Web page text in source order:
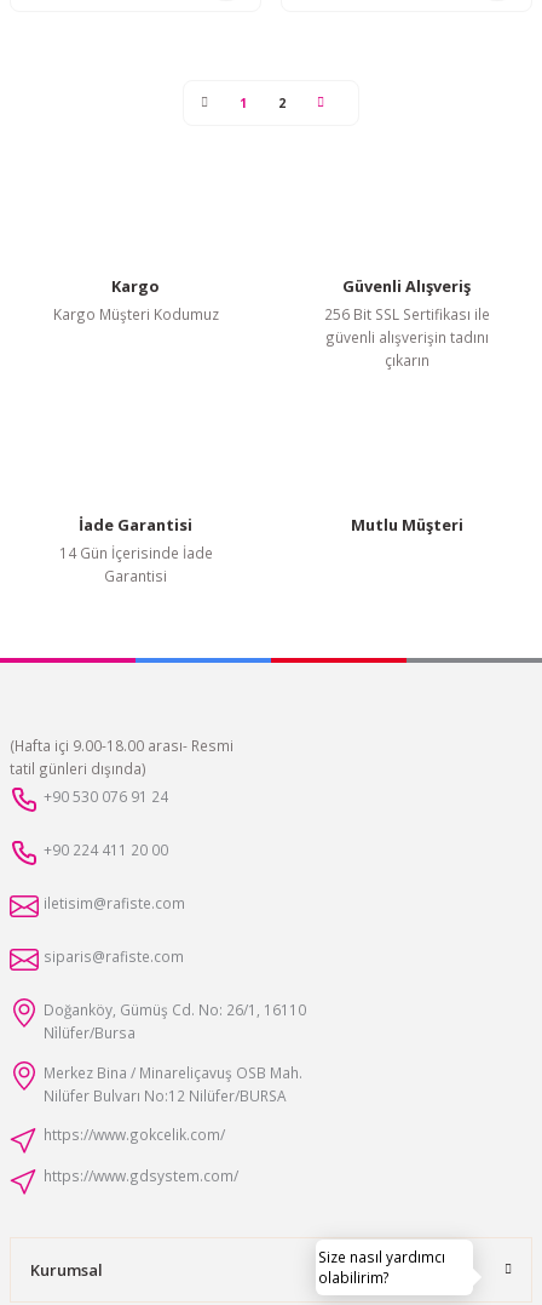
1 2
Kargo
Kargo Müşteri Kodumuz
Güvenli Alışveriş
256 Bit SSL Sertifikası ile
güvenli alışverişin tadını
çıkarın
İade Garantisi
14 Gün İçerisinde İade
Garantisi
Mutlu Müşteri
(Hafta içi 9.00-18.00 arası- Resmi
tatil günleri dışında)
+90 530 076 91 24
+90 224 411 20 00
iletisim@rafiste.com
siparis@rafiste.com
Doğanköy, Gümüş Cd. No: 26/1, 16110
Ni̇lüfer/Bursa
Merkez Bina / Minareliçavuş OSB Mah.
Nilüfer Bulvarı No:12 Nilüfer/BURSA
https://www.gokcelik.com/
https://www.gdsystem.com/
Kurumsal
Size nasıl yardımcı
olabilirim?